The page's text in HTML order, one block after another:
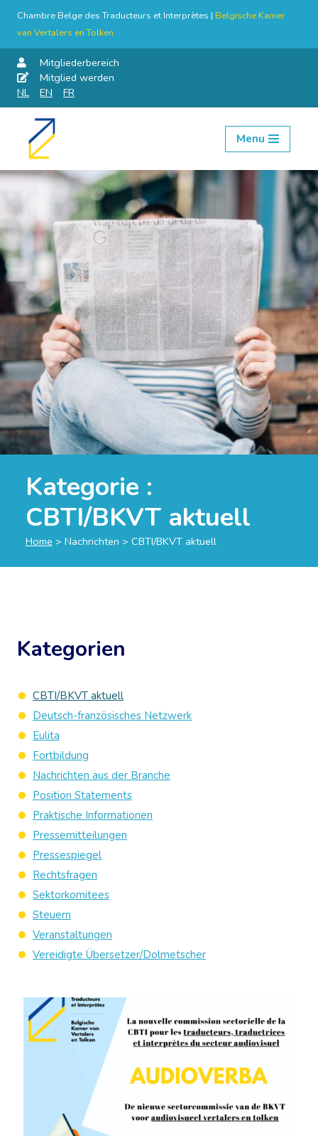
Chambre Belge des Traducteurs et Interprètes | Belgische Kamer
van Vertalers en Tolken
Mitgliederbereich
Mitglied werden
NL
EN FR
Skip
content
Menu
Kategorie :
CBTI/BKVT aktuell
Home > Nachrichten > CBTI/BKVT aktuell
Kategorien
CBTI/BKVT aktuell
Deutsch-französisches Netzwerk
Eulita
Fortbildung
Nachrichten aus der Branche
Position Statements
Praktische Informationen
Pressemitteilungen
Pressespiegel
Rechtsfragen
Sektorkomitees
Steuern
Veranstaltungen
Vereidigte Übersetzer/Dolmetscher